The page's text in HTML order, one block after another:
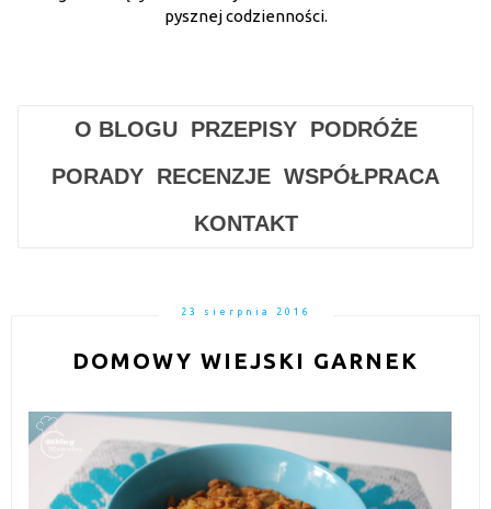
pysznej codzienności.
O BLOGU PRZEPISY
PODRÓŻE
PORADY RECENZJE WSPÓŁPRACA
KONTAKT
23 sierpnia 2016
DOMOWY WIEJSKI GARNEK